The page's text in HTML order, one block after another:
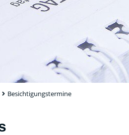
Besichtigungstermine